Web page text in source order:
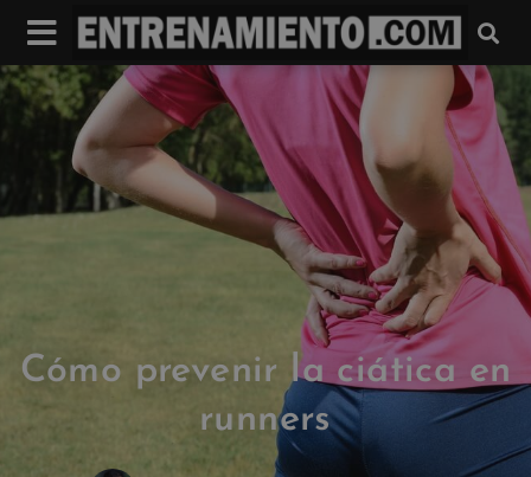
Cómo prevenir la ciática en
runners